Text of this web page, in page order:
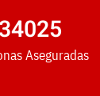
Aseguradas
34025